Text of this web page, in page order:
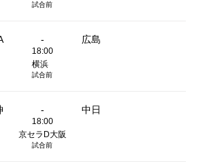
試合前
- 広島
18:00
横浜
試合前
- 中日
18:00
京セラD大阪
試合前